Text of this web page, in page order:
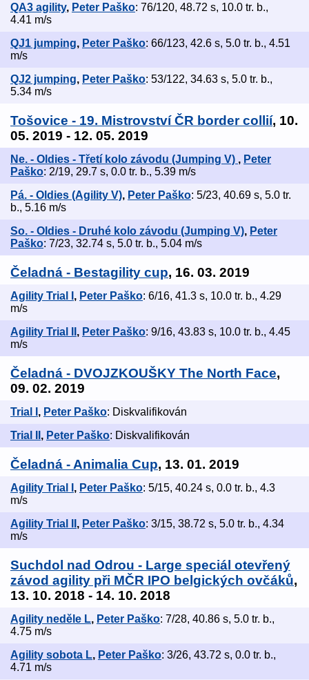
QA3 agility, Peter Paško: 76/120, 48.72 s, 10.0 tr. b.,
4.41 m/s
QJ1 jumping, Peter Paško: 66/123, 42.6 s, 5.0 tr. b., 4.51
m/s
QJ2 jumping, Peter Paško: 53/122, 34.63 s, 5.0 tr. b.,
5.34 m/s
Tošovice - 19. Mistrovství ČR border collií, 10.
05. 2019 - 12. 05. 2019
Ne. - Oldies - Třetí kolo závodu (Jumping V) , Peter
Paško: 2/19, 29.7 s, 0.0 tr. b., 5.39 m/s
Pá. - Oldies (Agility V), Peter Paško: 5/23, 40.69 s, 5.0 tr.
b., 5.16 m/s
So. - Oldies - Druhé kolo závodu (Jumping V), Peter
Paško: 7/23, 32.74 s, 5.0 tr. b., 5.04 m/s
Čeladná - Bestagility cup, 16. 03. 2019
Agility Trial I , Peter Paško: 6/16, 41.3 s, 10.0 tr. b., 4.29
m/s
Agility Trial II , Peter Paško: 9/16, 43.83 s, 10.0 tr. b., 4.45
m/s
Čeladná - DVOJZKOUŠKY The North Face,
09. 02. 2019
Trial I , Peter Paško: Diskvalifikován
Trial II , Peter Paško: Diskvalifikován
Čeladná - Animalia Cup, 13. 01. 2019
Agility Trial I , Peter Paško: 5/15, 40.24 s, 0.0 tr. b., 4.3
m/s
Agility Trial II , Peter Paško: 3/15, 38.72 s, 5.0 tr. b., 4.34
m/s
Suchdol nad Odrou - Large speciál otevřený
závod agility při MČR IPO belgických ovčáků,
13. 10. 2018 - 14. 10. 2018
Agility neděle L, Peter Paško: 7/28, 40.86 s, 5.0 tr. b.,
4.75 m/s
Agility sobota L, Peter Paško: 3/26, 43.72 s, 0.0 tr. b.,
4.71 m/s